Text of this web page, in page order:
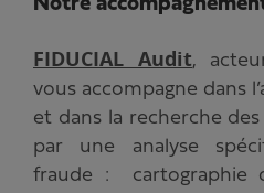
Notre
FIDUCIAL Audit,
vous accompagne dans
et dans la recherche
par une analyse
fraude : cartographie